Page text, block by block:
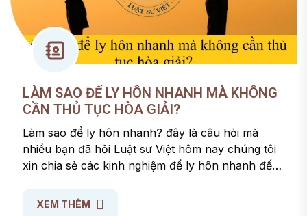
LÀM SAO ĐỂ LY HÔN NHANH MÀ KHÔNG
CẦN THỦ TỤC HÒA GIẢI?
Làm sao để ly hôn nhanh? đây là câu hỏi mà
nhiều bạn đã hỏi Luật sư Việt hôm nay chúng tôi
xin chia sẻ các kinh nghiệm để ly hôn nhanh đến
XEM THÊM